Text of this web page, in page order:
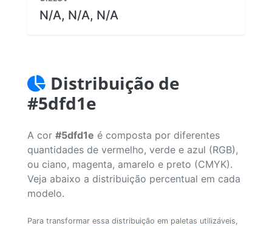
N/A, N/A, N/A
Distribuição de
#5dfd1e
A cor #5dfd1e é composta por diferentes
quantidades de vermelho, verde e azul (RGB),
ou ciano, magenta, amarelo e preto (CMYK).
Veja abaixo a distribuição percentual em cada
modelo.
Para transformar essa distribuição em paletas utilizáveis,